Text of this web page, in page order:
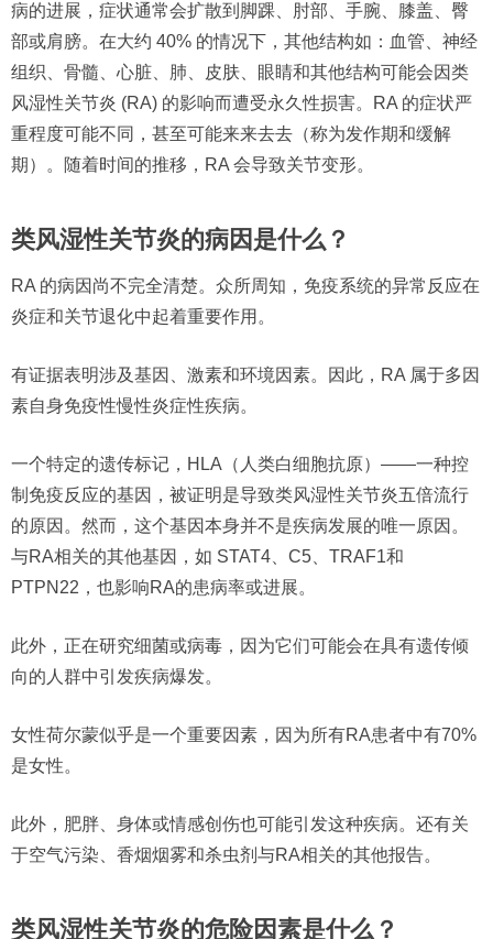
病的进展，症状通常会扩散到脚踝、肘部、手腕、膝盖、臀
部或肩膀。在大约 40% 的情况下，其他结构如：血管、神经
组织、骨髓、心脏、肺、皮肤、眼睛和其他结构可能会因类
风湿性关节炎 (RA) 的影响而遭受永久性损害。RA 的症状严
重程度可能不同，甚至可能来来去去（称为发作期和缓解
期）。随着时间的推移，RA 会导致关节变形。
类风湿性关节炎的病因是什么？
RA 的病因尚不完全清楚。众所周知，免疫系统的异常反应在
炎症和关节退化中起着重要作用。
有证据表明涉及基因、激素和环境因素。因此，RA 属于多因
素自身免疫性慢性炎症性疾病。
一个特定的遗传标记，HLA（人类白细胞抗原）——一种控
制免疫反应的基因，被证明是导致类风湿性关节炎五倍流行
的原因。然而，这个基因本身并不是疾病发展的唯一原因。
与RA相关的其他基因，如 STAT4、C5、TRAF1和
PTPN22，也影响RA的患病率或进展。
此外，正在研究细菌或病毒，因为它们可能会在具有遗传倾
向的人群中引发疾病爆发。
女性荷尔蒙似乎是一个重要因素，因为所有RA患者中有70%
是女性。
此外，肥胖、身体或情感创伤也可能引发这种疾病。还有关
于空气污染、香烟烟雾和杀虫剂与RA相关的其他报告。
类风湿性关节炎的危险因素是什么？